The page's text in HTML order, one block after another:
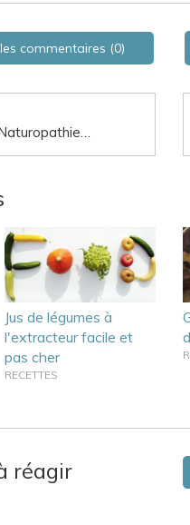
commentaires (0)
Jus de légumes à
l'extracteur facile et
pas cher
RECETTES
réagir